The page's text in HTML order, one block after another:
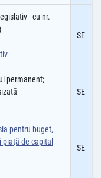
- cu nr.
SE
permanent;
SE
pentru buget,
de capital
SE